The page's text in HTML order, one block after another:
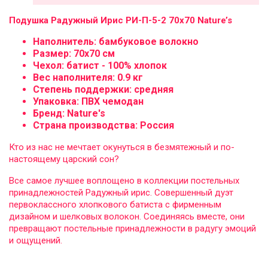
Подушка Радужный Ирис РИ-П-5-2 70x70 Nature’s
Наполнитель: бамбуковое волокно
Размер: 70х70 см
Чехол: батист - 100% хлопок
Вес наполнителя: 0.9 кг
Степень поддержки: средняя
Упаковка: ПВХ чемодан
Бренд: Nature's
Страна производства: Россия
Кто из нас не мечтает окунуться в безмятежный и по-
настоящему царский сон?
Все самое лучшее воплощено в коллекции постельных
принадлежностей Радужный ирис. Совершенный дуэт
первоклассного хлопкового батиста с фирменным
дизайном и шелковых волокон. Соединяясь вместе, они
превращают постельные принадлежности в радугу эмоций
и ощущений.